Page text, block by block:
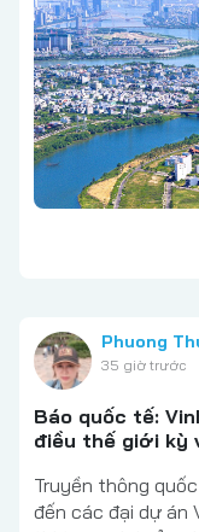
Phuong
35 giờ trước
Báo quốc tế:
điều thế giới kỳ
Truyền thông
đến các đại dự án